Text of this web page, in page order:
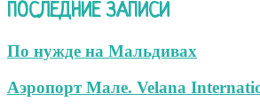
ПОСЛЕДНИЕ ЗАПИСИ
По нужде на Мальдивах
Аэропорт Мале. Velana